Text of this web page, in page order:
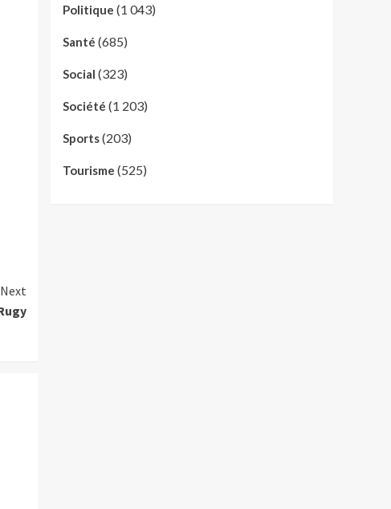
Next
Politique (1 043)
Santé (685)
Social (323)
Société (1 203)
Sports(203)
Tourisme (525)